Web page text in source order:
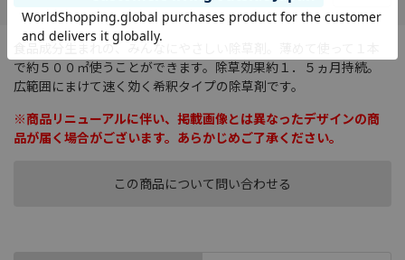
この商品について問い合わせる
食品成分生まれの、みんなにやさしい除草剤。薄めて使って１本
で約５００㎡使うことができます。除草効果約１．５ヵ月持続。
広範囲にまけて速く効く希釈タイプの除草剤です。
※商品リニューアルに伴い、掲載画像とは異なったデザインの商
品が届く場合がございます。あらかじめご了承ください。